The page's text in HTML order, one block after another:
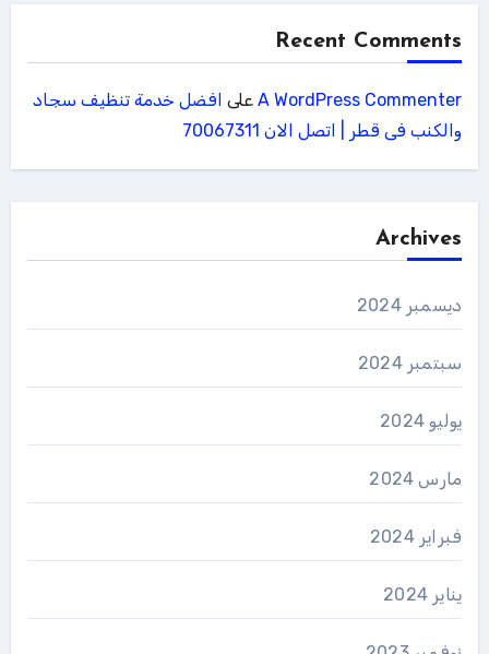
Recent Comments
A WordPress Commenterعلى افضل خدمة تنظيف سجاد
والكنب فى قطر | اتصل الان 70067311
Archives
ديسمبر 2024
سبتمبر 2024
يوليو 2024
مارس 2024
فبراير 2024
يناير 2024